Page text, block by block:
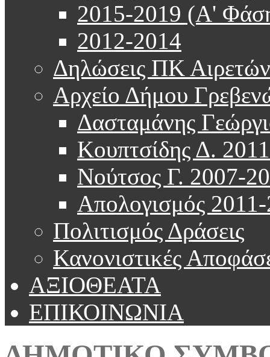
2015-2019 (Α'
2012-2014
Δηλώσεις ΠΚ Αιρετών
Αρχείο Δήμου
Δασταμάνης
Κουπτσίδης Δ.
Νούτσος Γ. 2007-
Απολογισμός
Πολιτισμός Δράσεις
Κανονιστικές
ΑΞΙΟΘΕΑΤΑ
ΕΠΙΚΟΙΝΩΝΙΑ